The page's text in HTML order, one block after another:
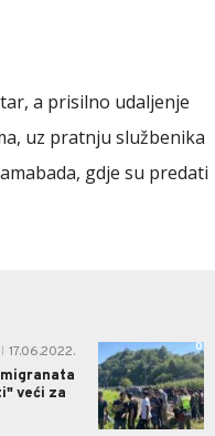
a prisilno udaljenje
uz pratnju službenika
gdje su predati
17.06.2022.
veći za
0